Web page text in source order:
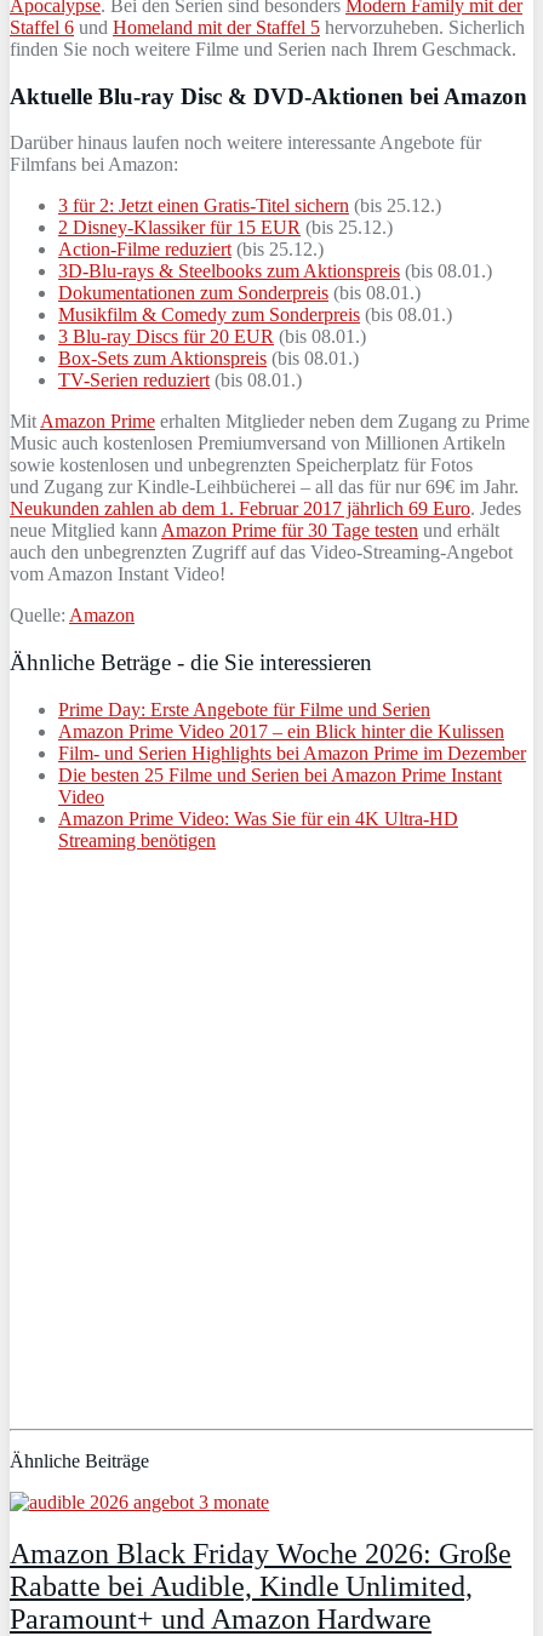
Apocalypse. Bei den Serien sind besonders Modern Family mit der
Staffel 6 und Homeland mit der Staffel 5 hervorzuheben. Sicherlich
finden Sie noch weitere Filme und Serien nach Ihrem Geschmack.
Aktuelle Blu-ray Disc & DVD-Aktionen bei Amazon
Darüber hinaus laufen noch weitere interessante Angebote für
Filmfans bei Amazon:
3 für 2: Jetzt einen Gratis-Titel sichern (bis 25.12.)
2 Disney-Klassiker für 15 EUR (bis 25.12.)
Action-Filme reduziert (bis 25.12.)
3D-Blu-rays & Steelbooks zum Aktionspreis (bis 08.01.)
Dokumentationen zum Sonderpreis (bis 08.01.)
Musikfilm & Comedy zum Sonderpreis (bis 08.01.)
3 Blu-ray Discs für 20 EUR (bis 08.01.)
Box-Sets zum Aktionspreis (bis 08.01.)
TV-Serien reduziert (bis 08.01.)
Mit Amazon Prime erhalten Mitglieder neben dem Zugang zu Prime
Music auch kostenlosen Premiumversand von Millionen Artikeln
sowie kostenlosen und unbegrenzten Speicherplatz für Fotos
und Zugang zur Kindle-Leihbücherei – all das für nur 69€ im Jahr.
Neukunden zahlen ab dem 1. Februar 2017 jährlich 69 Euro. Jedes
neue Mitglied kann Amazon Prime für 30 Tage testen und erhält
auch den unbegrenzten Zugriff auf das Video-Streaming-Angebot
vom Amazon Instant Video!
Quelle: Amazon
Ähnliche Beträge - die Sie interessieren
Prime Day: Erste Angebote für Filme und Serien
Amazon Prime Video 2017 – ein Blick hinter die Kulissen
Film- und Serien Highlights bei Amazon Prime im Dezember
Die besten 25 Filme und Serien bei Amazon Prime Instant
Video
Amazon Prime Video: Was Sie für ein 4K Ultra-HD
Streaming benötigen
Ähnliche Beiträge
Amazon Black Friday Woche 2026: Große
Rabatte bei Audible, Kindle Unlimited,
Paramount+ und Amazon Hardware